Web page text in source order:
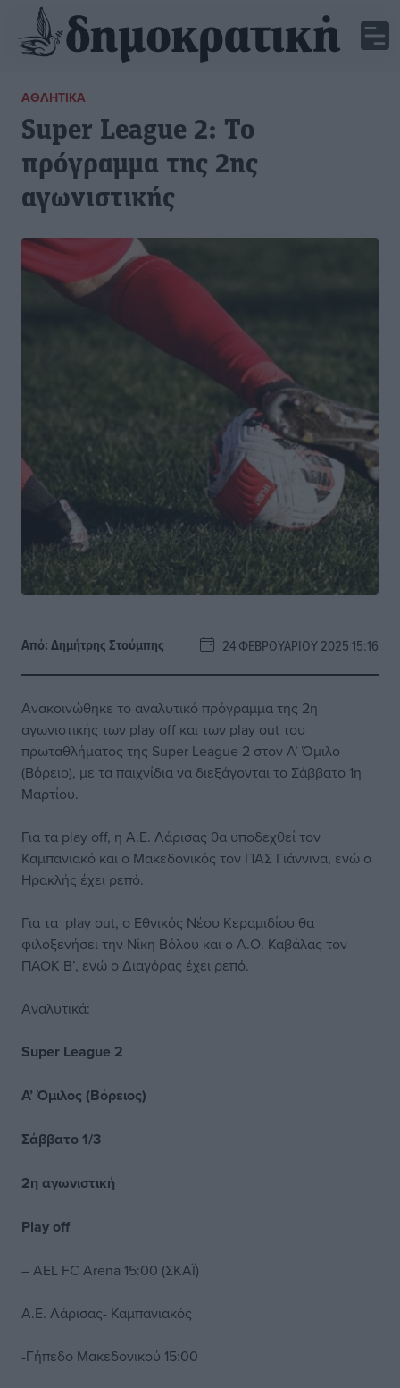
ΑΘΛΗΤΙΚΆ
Super League 2: Το
πρόγραμμα της 2ης
αγωνιστικής
Από:Δημήτρης Στούμπης 24 ΦΕΒΡΟΥΑΡΊΟΥ 2025 15:16
Ανακοινώθηκε το αναλυτικό πρόγραμμα της 2η
αγωνιστικής των play off και των play out του
πρωταθλήματος της Super League 2 στον Α’ Όμιλο
(Βόρειο), με τα παιχνίδια να διεξάγονται το Σάββατο 1η
Μαρτίου.
Για τα play off, η Α.Ε. Λάρισας θα υποδεχθεί τον
Καμπανιακό και ο Μακεδονικός τον ΠΑΣ Γιάννινα, ενώ ο
Ηρακλής έχει ρεπό.
Για τα play out, ο Εθνικός Νέου Κεραμιδίου θα
φιλοξενήσει την Νίκη Βόλου και ο Α.Ο. Καβάλας τον
ΠΑΟΚ Β’, ενώ ο Διαγόρας έχει ρεπό.
Αναλυτικά:
Super League 2
Α’ Όμιλος (Βόρειος)
Σάββατο 1/3
2η αγωνιστική
Play off
– AEL FC Arena 15:00 (ΣΚΑΪ)
Α.Ε. Λάρισας- Καμπανιακός
-Γήπεδο Μακεδονικού 15:00